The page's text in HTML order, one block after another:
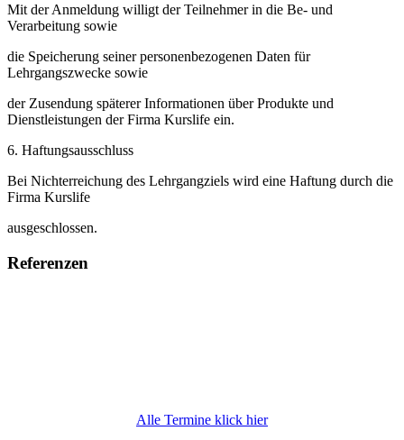
Mit der Anmeldung willigt der Teilnehmer in die Be- und
Verarbeitung sowie
die Speicherung seiner personenbezogenen Daten für
Lehrgangszwecke sowie
der Zusendung späterer Informationen über Produkte und
Dienstleistungen der Firma Kurslife ein.
6. Haftungsausschluss
Bei Nichterreichung des Lehrgangziels wird eine Haftung durch die
Firma Kurslife
ausgeschlossen.
Referenzen
Alle Termine klick hier